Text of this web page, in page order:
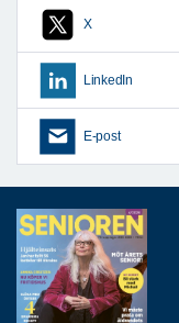
X
LinkedIn
E-post